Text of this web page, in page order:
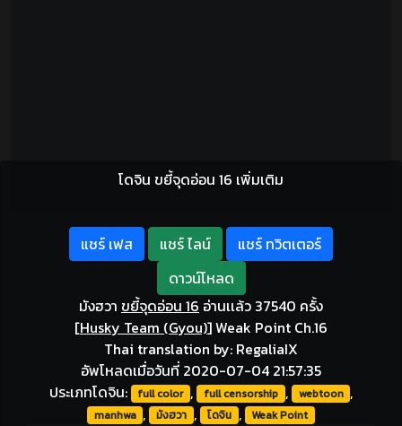
โดจิน ขยี้จุดอ่อน 16 เพิ่มเติม
แชร์ เฟส แชร์ ไลน์
แชร์ ทวิตเตอร์
ดาวน์โหลด
มังฮวา ขยี้จุดอ่อน 16 อ่านเเล้ว 37540 ครั้ง
[Husky Team (Gyou)]Weak Point Ch.16
Thai translation by: RegaliaIX
อัพโหลดเมื่อวันที่ 2020-07-04 21:57:35
ประเภทโดจิน:
full color , full censorship , webtoon ,
manhwa , มังฮวา , โดจิน , Weak Point